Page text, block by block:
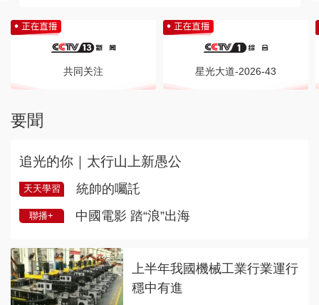
共同关注 星光大道-2026-43
要聞
追光的你｜太行山上新愚公
天天學習 統帥的囑託
聯播+ 中國電影 踏“浪”出海
上半年我國機械工業行業運行
穩中有進